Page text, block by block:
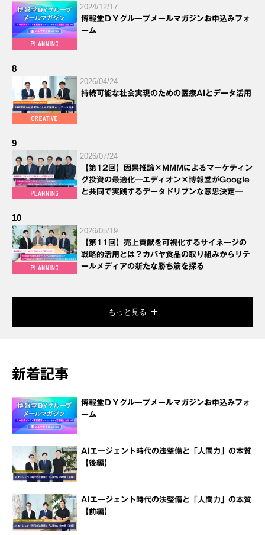
2024/12/17
博報堂ＤＹグループメールマガジンお申込みフォ
ーム
8
2026/04/24
持続可能な社会実現のための医療AIとデータ活用
9
2026/07/24
【第12回】因果推論×MMMによるマーケティン
グ投資の最適化―エディオン×博報堂がGoogle
と共同で実践するデータドリブンな意思決定―
10
2026/05/19
【第11回】売上貢献を可視化するサイネージの
戦略的活用とは？カバヤ食品の取り組みからリテ
ールメディアの新たな勝ち筋を探る
もっと見る
新着記事
博報堂ＤＹグループメールマガジンお申込みフォ
ーム
AIエージェント時代の法整備と「人間力」の本質
【後編】
AIエージェント時代の法整備と「人間力」の本質
【前編】